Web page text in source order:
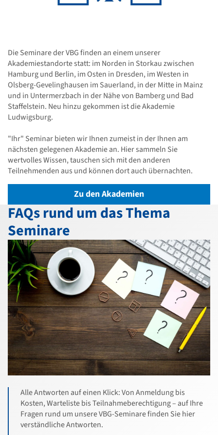
Die Seminare der VBG finden an einem unserer
Akademiestandorte statt: im Norden in Storkau zwischen
Hamburg und Berlin, im Osten in Dresden, im Westen in
Olsberg-Gevelinghausen im Sauerland, in der Mitte in Mainz
und in Untermerzbach in der Nähe von Bamberg und Bad
Staffelstein. Neu hinzu gekommen ist die Akademie
Ludwigsburg.
"Ihr" Seminar bieten wir Ihnen zumeist in der Ihnen am
nächsten gelegenen Akademie an. Hier sammeln Sie
wertvolles Wissen, tauschen sich mit den anderen
Teilnehmenden aus und können dort auch übernachten.
Zu den Akademien
FAQs rund um das Thema
Seminare
Alle Antworten auf einen Klick: Von Anmeldung bis
Kosten, Warteliste bis Teilnahmeberechtigung – auf Ihre
Fragen rund um unsere VBG-Seminare finden Sie hier
verständliche Antworten.